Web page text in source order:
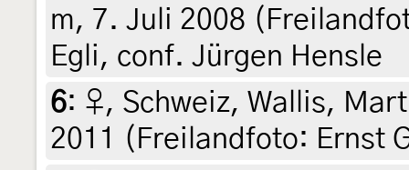
m, 7. Juli 2008
Egli, conf. Jürgen Hensle
6: ♀, Schweiz, Wallis,
2011 (Freilandfoto: Ernst